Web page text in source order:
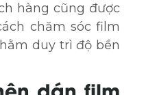
hàng cũng được
chăm sóc film
duy trì độ bền